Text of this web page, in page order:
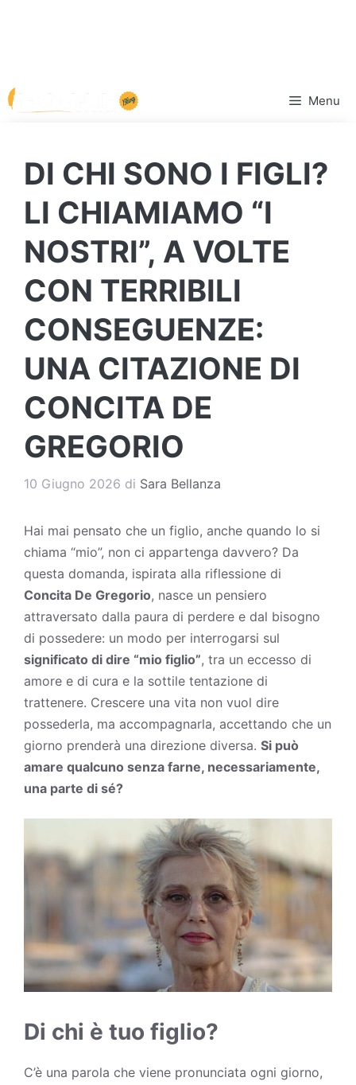
Vai
al
Menu
DI CHI SONO I FIGLI?
LI CHIAMIAMO “I
NOSTRI”, A VOLTE
CON TERRIBILI
CONSEGUENZE:
UNA CITAZIONE DI
CONCITA DE
GREGORIO
10 Giugno 2026 di Sara Bellanza
Hai mai pensato che un figlio, anche quando lo si
chiama “mio”, non ci appartenga davvero? Da
questa domanda, ispirata alla riflessione di
Concita De Gregorio, nasce un pensiero
attraversato dalla paura di perdere e dal bisogno
di possedere: un modo per interrogarsi sul
significato di dire “mio figlio”, tra un eccesso di
amore e di cura e la sottile tentazione di
trattenere. Crescere una vita non vuol dire
possederla, ma accompagnarla, accettando che un
giorno prenderà una direzione diversa. Si può
amare qualcuno senza farne, necessariamente,
una parte di sé?
Di chi è tuo figlio?
C’è una parola che viene pronunciata ogni giorno,